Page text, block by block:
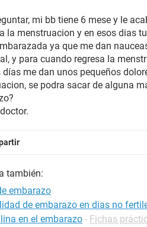
mi bb tiene 6 mese y le
la menstruacion y en esos dias
ya que me dan
y para cuando regresa la
días me dan unos pequeños
se podra sacar de alguna
también:
embarazo
de embarazo en dias no
en el embarazo - Fichas